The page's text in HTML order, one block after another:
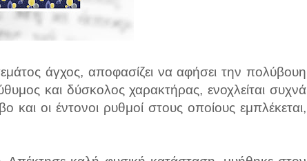
άγχος, αποφασίζει να αφήσει την πολύβουη
και δύσκολος χαρακτήρας, ενοχλείται συχνά
οι έντονοι ρυθμοί στους οποίους εμπλέκεται,